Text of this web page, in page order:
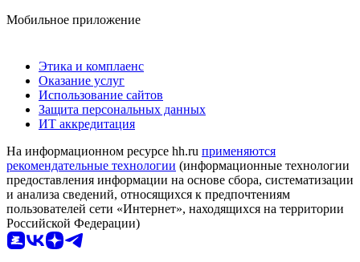
Мобильное приложение
Этика и комплаенс
Оказание услуг
Использование сайтов
Защита персональных данных
ИТ аккредитация
На информационном ресурсе hh.ru применяются
рекомендательные технологии (информационные технологии
предоставления информации на основе сбора, систематизации
и анализа сведений, относящихся к предпочтениям
пользователей сети «Интернет», находящихся на территории
Российской Федерации)